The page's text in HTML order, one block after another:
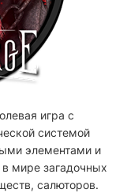
игра с
системой
элементами и
мире загадочных
салюторов.